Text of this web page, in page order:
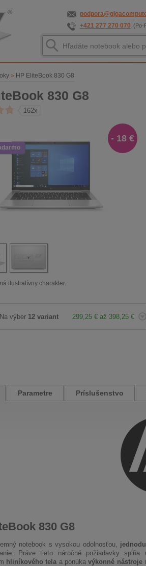
+421 277 270 070 (Po-
» HP EliteBook 830 G8
830 G8
162x
- 18 €
ilustratívny charakter.
Na výber 12 variant 299,25 € až 398,25 €
Parametre Príslušenstvo
830 G8
notebook s vysokou odolnosťou,
Práve tieto náročné požiadavky
hliníkového tela a ponúkavýkonné nástroje